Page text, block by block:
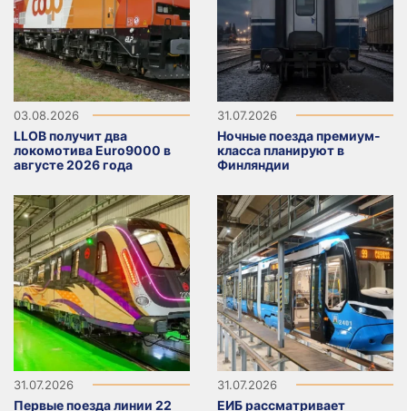
03.08.2026
LLOB получит два
локомотива Euro9000 в
августе 2026 года
31.07.2026
Ночные поезда премиум-
класса планируют в
Финляндии
31.07.2026
Первые поезда линии 22
31.07.2026
ЕИБ рассматривает